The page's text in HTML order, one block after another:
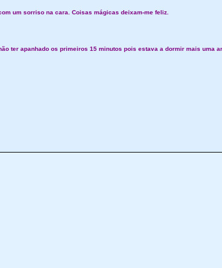
um sorriso na cara. Coisas mágicas deixam-me feliz.
ter apanhado os primeiros 15 minutos pois estava a dormir mais uma